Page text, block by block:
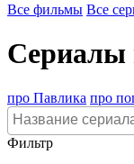
Все фильмы Все
Сериалы
про Павлика про
Фильтр